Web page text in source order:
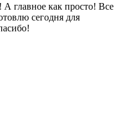
главное как просто! Все
сегодня для